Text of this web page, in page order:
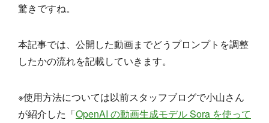
驚きですね。
本記事では、公開した動画までどうプロンプトを調整
したかの流れを記載していきます。
※使用方法については以前スタッフブログで小山さん
が紹介した「OpenAI の動画生成モデル Sora を使って